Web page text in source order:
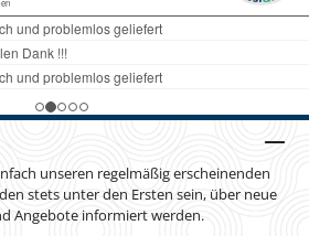
unseren regelmäßig erscheinenden
stets unter den Ersten sein, über neue
Angebote informiert werden.